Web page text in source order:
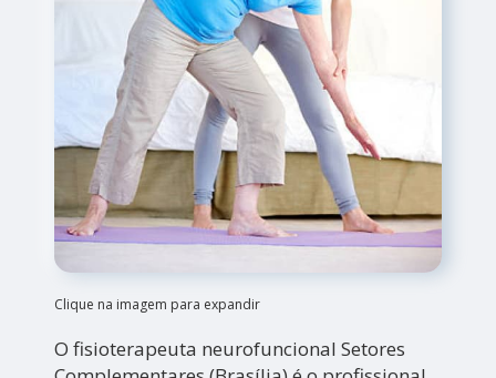
Clique na imagem para expandir
O fisioterapeuta neurofuncional Setores